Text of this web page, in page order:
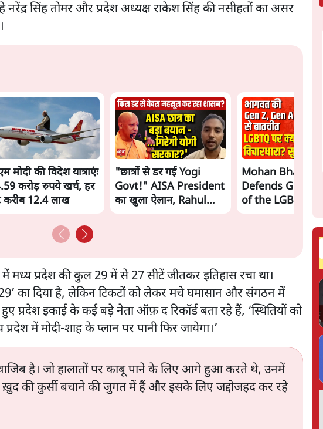
सिंह तोमर और प्रदेश अध्यक्ष राकेश सिंह की नसीहतों का असर
मोदी की विदेश यात्राएंः
करोड़ रुपये खर्च, हर
करीब 12.4 लाख
"छात्रों से डर गई Yogi
Govt!" AISA President
का खुला ऐलान, Rahul
Mohan Bhagwat
Defends Gen Z!
of the LGBTQ
the RSS's New
मध्य प्रदेश की कुल 29 में से 27 सीटें जीतकर इतिहास रचा था।
29’ का दिया है, लेकिन टिकटों को लेकर मचे घमासान और संगठन में
प्रदेश इकाई के कई बड़े नेता ऑफ़ द रिकॉर्ड बता रहे हैं, ‘स्थितियों को
में मोदी-शाह के प्लान पर पानी फिर जायेगा।’
है। जो हालातों पर काबू पाने के लिए आगे हुआ करते थे, उनमें
की कुर्सी बचाने की जुगत में हैं और इसके लिए जद्दोजहद कर रहे